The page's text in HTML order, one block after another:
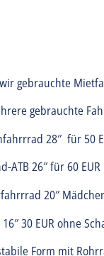
gebrauchte
gebrauchte
28″ für 50
ATB 26″ für 60 EUR
20″
30 EUR ohne
Form mit